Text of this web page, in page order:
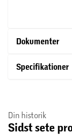
Dokumenter
Specifikationer
Din historik
Sidst sete